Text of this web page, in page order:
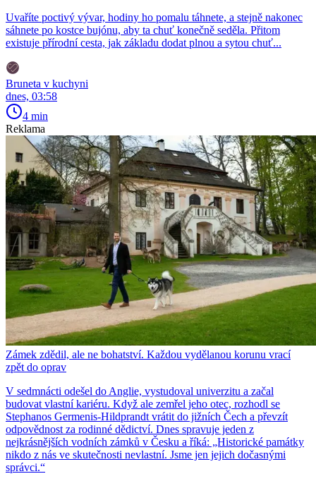
Uvaříte poctivý vývar, hodiny ho pomalu táhnete, a stejně nakonec
sáhnete po kostce bujónu, aby ta chuť konečně seděla. Přitom
existuje přírodní cesta, jak základu dodat plnou a sytou chuť...
Bruneta v kuchyni
dnes, 03:58
4 min
Reklama
Zámek zdědil, ale ne bohatství. Každou vydělanou korunu vrací
zpět do oprav
V sedmnácti odešel do Anglie, vystudoval univerzitu a začal
budovat vlastní kariéru. Když ale zemřel jeho otec, rozhodl se
Stephanos Germenis-Hildprandt vrátit do jižních Čech a převzít
odpovědnost za rodinné dědictví. Dnes spravuje jeden z
nejkrásnějších vodních zámků v Česku a říká: „Historické památky
nikdo z nás ve skutečnosti nevlastní. Jsme jen jejich dočasnými
správci.“